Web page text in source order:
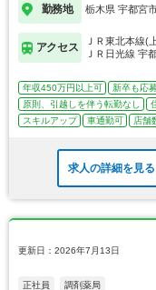
勤務地 栃木県 宇都宮
アクセス
ＪＲ東北本線(
ＪＲ日光線 宇
年収450万円以上可 新卒も応
原則、引越しを伴う転勤なし
スキルアップ
車通勤可 店舗
求人の詳細を見る
更新日：2026年7月13日
正社員 調剤薬局